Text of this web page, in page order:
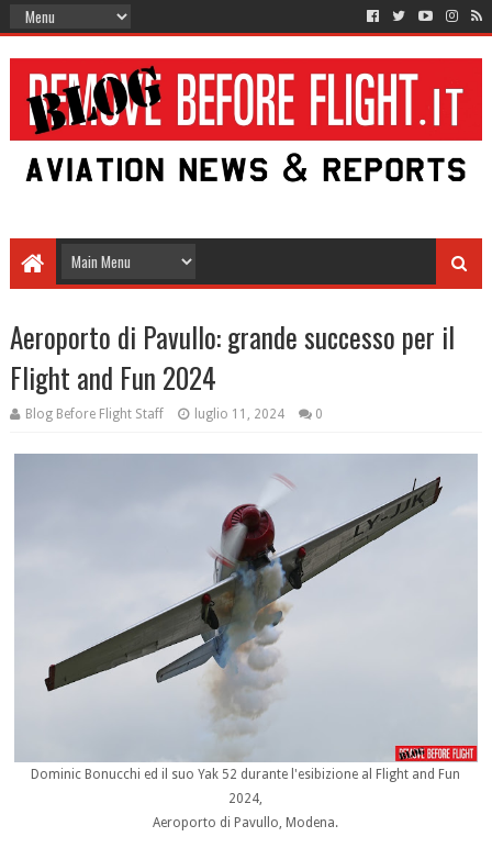
Aeroporto di Pavullo: grande successo per il
Flight and Fun 2024
Blog Before Flight Staff luglio 11, 2024 0
Dominic Bonucchi ed il suo Yak 52 durante l'esibizione al Flight and Fun
2024,
Aeroporto di Pavullo, Modena.